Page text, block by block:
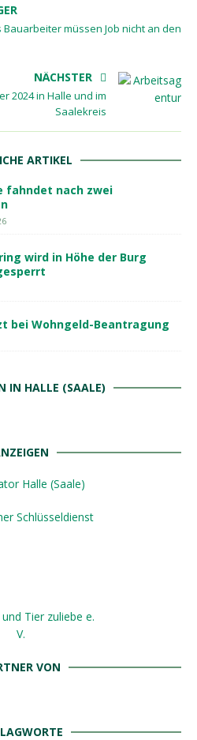
Bauarbeiter müssen Job nicht an den
NÄCHSTER
2024 in Halle und im
Saalekreis
ARTIKEL
fahndet nach zwei
wird in Höhe der Burg
bei Wohngeld-Beantragung
IN HALLE (SAALE)
VON